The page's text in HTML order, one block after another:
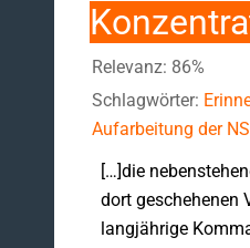
Relevanz: 86%
Schlagwörter:
Aufarbeitung der
[…]die
dort geschehenen
langjährige